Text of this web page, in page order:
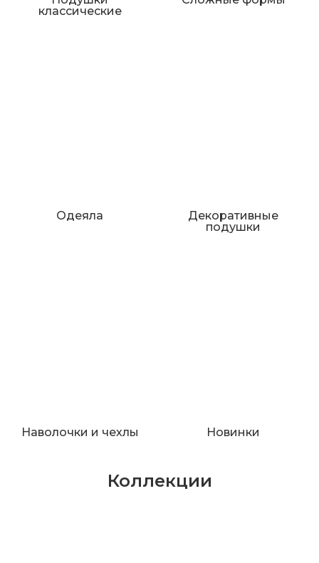
классические
Одеяла
Декоративные
подушки
Наволочки и чехлы Новинки
Коллекции